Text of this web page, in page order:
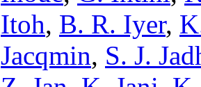
Itoh, B. R. Iyer,
Jacqmin, S. J.